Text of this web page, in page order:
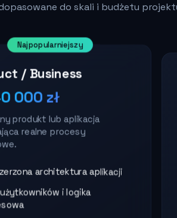
do skali i budżetu
Najpopularniejszy
/ Business
000 zł
produkt lub aplikacja
realne procesy
architektura aplikacji
i logika